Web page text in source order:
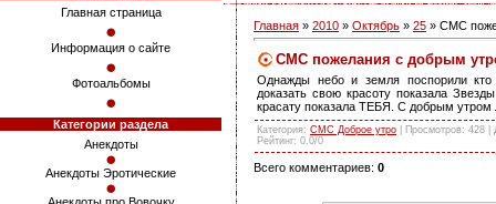
Главная страница
Информация о сайте
Фотоальбомы
Категории раздела
Анекдоты
Анекдоты Эротические
Главная » 2010 » Октябрь » 25 » СМС
СМС пожелания с добрым
Однажды небо и земля поспорили
доказать свою красоту показала
красату показала ТЕБЯ. С добрым
Категория: СМС Доброе утро Просмотров: 428 |
Рейтинг: 0.0/0
Всего комментариев: 0